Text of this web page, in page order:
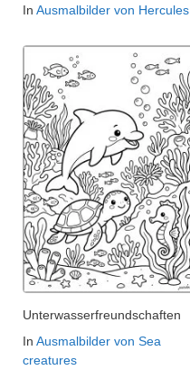
In Ausmalbilder von Hercules
Unterwasserfreundschaften
In Ausmalbilder von Sea
creatures